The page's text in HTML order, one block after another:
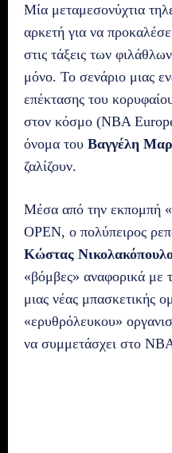
Μία μεταμεσονύχτια
αρκετή για να
στις τάξεις των
μόνο. Το σενάριο μιας
επέκτασης του
στον κόσμο (NBA
όνομα του Βαγγέλη
ζαλίζουν.
Μέσα από την εκπομπή
OPEN, ο πολύπειρος
Κώστας
«βόμβες» αναφορικά με
μιας νέας μπασκετικής
«ερυθρόλευκου»
να συμμετάσχει στο